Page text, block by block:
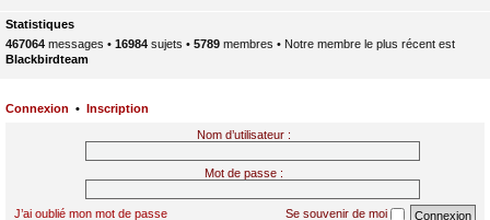
Statistiques
467064 messages • 16984 sujets • 5789 membres • Notre membre le plus récent est
Blackbirdteam
Connexion • Inscription
Nom d’utilisateur :
Mot de passe :
J’ai oublié mon mot de passe Se souvenir de moi